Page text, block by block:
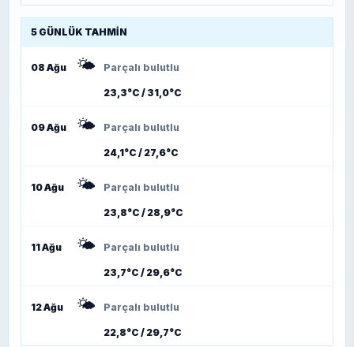
5 GÜNLÜK TAHMIN
08 Ağu 🌤️ Parçalı bulutlu
23,3°C / 31,0°C
09 Ağu 🌤️ Parçalı bulutlu
24,1°C / 27,6°C
10 Ağu 🌤️ Parçalı bulutlu
23,8°C / 28,9°C
11 Ağu 🌤️ Parçalı bulutlu
23,7°C / 29,6°C
12 Ağu 🌤️ Parçalı bulutlu
22,8°C / 29,7°C